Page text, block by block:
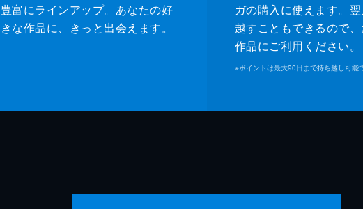
豊富にラインアップ。あなたの好
きな作品に、きっと出会えます。
ガの購入に使えます。
越すこともできるので
作品にご利用ください。
※ポイントは最大90日まで持ち越し可能